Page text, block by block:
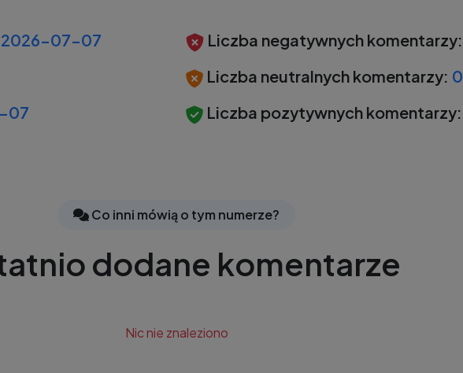
2026-07-07
07
Liczba negatywnych komentarzy:
Liczba neutralnych komentarzy: 0
Liczba pozytywnych komentarzy:
Co inni mówią o tym numerze?
dodane komentarze
Nic nie znaleziono